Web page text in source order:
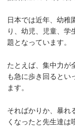
日本では近年、幼稚
り、幼児、児童、学
題となっています。
たとえば、集中力が
も急に歩き回るとい
ます。
そればかりか、暴れ
くなったと先生達は